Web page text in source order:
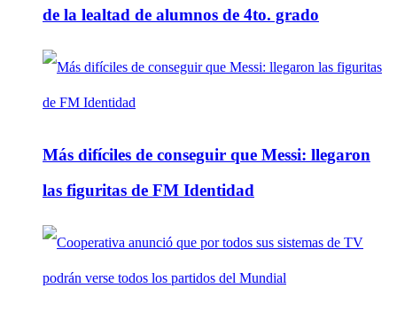
de la lealtad de alumnos de 4to. grado
Más difíciles de conseguir que Messi: llegaron
las figuritas de FM Identidad